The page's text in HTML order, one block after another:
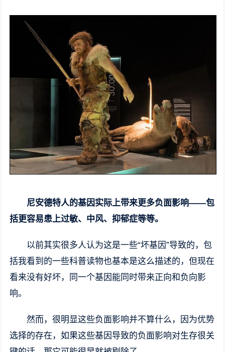
尼安德特人的基因实际上带来更多负面影响——包
括更容易患上过敏、中风、抑郁症等等。
以前其实很多人认为这是一些“坏基因”导致的，包
括我看到的一些科普读物也基本是这么描述的，但现在
看来没有好坏，同一个基因能同时带来正向和负向影
响。
然而，很明显这些负面影响并不算什么，因为优势
选择的存在，如果这些基因导致的负面影响对生存很关